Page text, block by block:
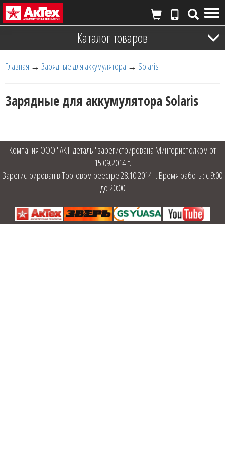
Каталог товаров
Главная → Зарядные для аккумулятора → Solaris
Зарядные для аккумулятора Solaris
Компания ООО "АКТ-деталь" зарегистрирована Мингорисполком от
15.09.2014 г.
Зарегистрирован в Торговом реестре 28.10.2014 г. Время работы: с 9:00
до 20:00